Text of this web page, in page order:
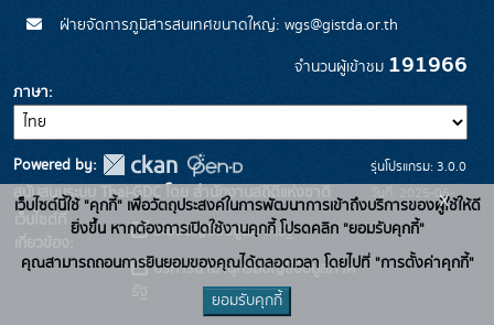
ฝ่ายจัดการภูมิสารสนเทศขนาดใหญ่: wgs@gistda.or.th
จำนวนผู้เข้าชม 191966
ภาษา
Powered by:
สนับสนุนระบบ Thai-GDC โดย สำนักงานสถิติแห่งชาติ
เว็บไซต์ที่
เกี่ยวข้อง:
ระบบบัญชีข้อมูลภาครัฐ
บริการนามานุกรมบัญชีข้อมูลภาค
รุ่นโปรแกรม: 3.0.0
วันที่: 2025-06-
26
เว็บไซต์นี้ใช้ "คุกกี้" เพื่อวัตถุประสงค์ในการพัฒนาการเข้าถึงบริการของผู้ใช้ให้ดี
ยิ่งขึ้น หากต้องการเปิดใช้งานคุกกี้ โปรดคลิก "ยอมรับคุกกี้"
คุณสามารถถอนการยินยอมของคุณได้ตลอดเวลา โดยไปที่ "การตั้งค่าคุกกี้"
ยอมรับคุกกี้
x